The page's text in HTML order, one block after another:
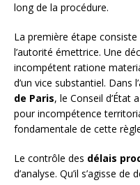
long de la procédure.
La première étape consiste
l’autorité émettrice. Une
incompétent ratione
d’un vice substantiel. Dans
de Paris, le Conseil d’État
pour incompétence
fondamentale de cette
Le contrôle des délais
d’analyse. Qu’il s’agisse